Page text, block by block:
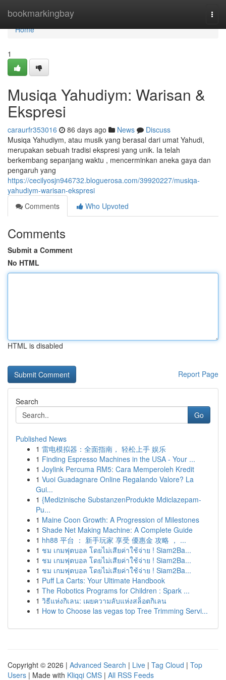
bookmarkingbay
Home
Home
1
Musiqa Yahudiym: Warisan &
Ekspresi
caraurfr353016 86 days ago News
Discuss
Musiqa Yahudiym, atau musik yang berasal dari umat Yahudi,
merupakan sebuah tradisi ekspresi yang unik. Ia telah
berkembang sepanjang waktu , mencerminkan aneka gaya dan
pengaruh yang
https://cecilyosjn946732.bloguerosa.com/39920227/musiqa-
yahudiym-warisan-ekspresi
Comments
Who Upvoted
Comments
Submit a Comment
No HTML
HTML is disabled
Report Page
Search
Go
Published News
1 雷电模拟器：全面指南， 轻松上手 娱乐
1 Finding Espresso Machines in the USA - Your ...
1 Joylink Percuma RM5: Cara Memperoleh Kredit
1 Vuoi Guadagnare Online Regalando Valore? La
Gui...
1 {Medizinische SubstanzenProdukte Mdiclazepam-
Pu...
1 Maine Coon Growth: A Progression of Milestones
1 Shade Net Making Machine: A Complete Guide
1 hh88 平台 ： 新手玩家 享受 優惠金 攻略 ， ...
1 ชม เกมฟุตบอล โดยไม่เสียค่าใช้จ่าย ! Siam2Ba...
1 ชม เกมฟุตบอล โดยไม่เสียค่าใช้จ่าย ! Siam2Ba...
1 ชม เกมฟุตบอล โดยไม่เสียค่าใช้จ่าย ! Siam2Ba...
1 Puff La Carts: Your Ultimate Handbook
1 The Robotics Programs for Children : Spark ...
1 วิธีแห่งกิเลน: เผยความลับแห่งสล็อตกิเลน
1 How to Choose las vegas top Tree Trimming Servi...
Copyright © 2026 | Advanced Search | Live | Tag Cloud | Top
Users | Made with Kliqqi CMS | All RSS Feeds